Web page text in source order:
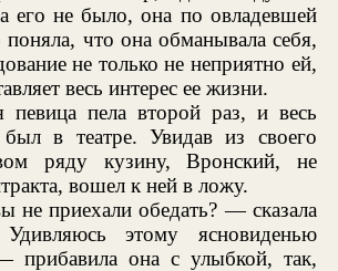
а его не было, она по овладевшей
что она обманывала себя,
не только не неприятно ей,
весь интерес ее жизни.
певица пела второй раз, и весь
в театре. Увидав из своего
ряду кузину, Вронский, не
вошел к ней в ложу.
приехали обедать? — сказала
этому ясновиденью
прибавила она с улыбкой, так,